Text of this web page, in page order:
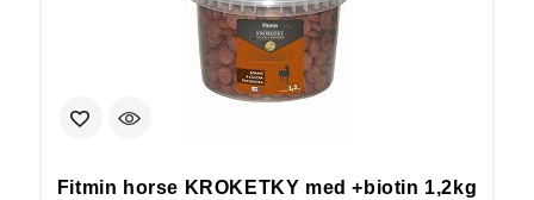
Fitmin horse KROKETKY med +biotin 1,2kg